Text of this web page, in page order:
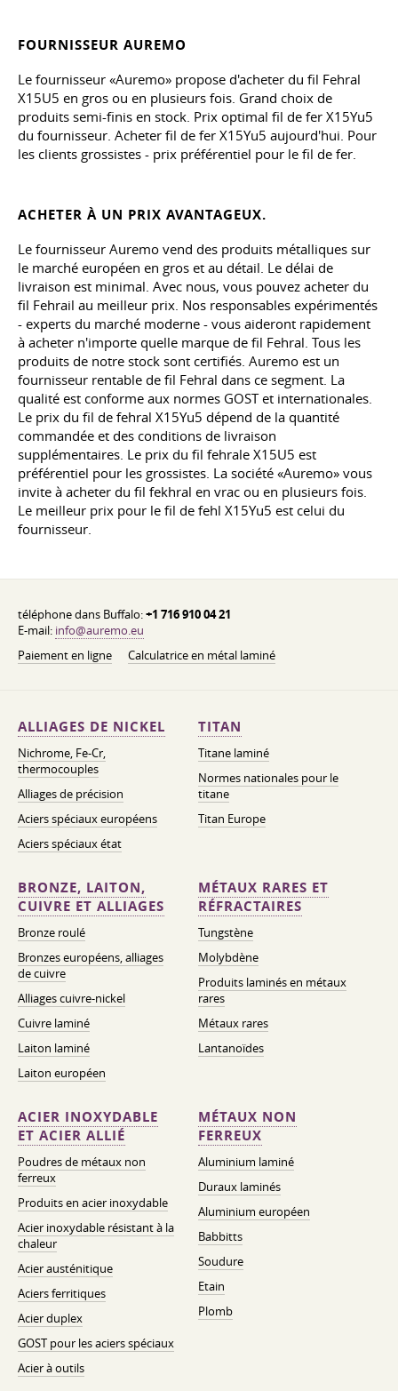
FOURNISSEUR AUREMO
Le fournisseur «Auremo» propose d'acheter du fil Fehral
X15U5 en gros ou en plusieurs fois. Grand choix de
produits semi-finis en stock. Prix optimal fil de fer X15Yu5
du fournisseur. Acheter fil de fer X15Yu5 aujourd'hui. Pour
les clients grossistes - prix préférentiel pour le fil de fer.
ACHETER À UN PRIX AVANTAGEUX.
Le fournisseur Auremo vend des produits métalliques sur
le marché européen en gros et au détail. Le délai de
livraison est minimal. Avec nous, vous pouvez acheter du
fil Fehrail au meilleur prix. Nos responsables expérimentés
- experts du marché moderne - vous aideront rapidement
à acheter n'importe quelle marque de fil Fehral. Tous les
produits de notre stock sont certifiés. Auremo est un
fournisseur rentable de fil Fehral dans ce segment. La
qualité est conforme aux normes GOST et internationales.
Le prix du fil de fehral X15Yu5 dépend de la quantité
commandée et des conditions de livraison
supplémentaires. Le prix du fil fehrale X15U5 est
préférentiel pour les grossistes. La société «Auremo» vous
invite à acheter du fil fekhral en vrac ou en plusieurs fois.
Le meilleur prix pour le fil de fehl X15Yu5 est celui du
fournisseur.
téléphone dans Buffalo:+1 716 910 04 21
E-mail: info@auremo.eu
Paiement en ligne
Calculatrice en métal laminé
ALLIAGES DE NICKEL
Nichrome, Fe-Cr,
thermocouples
Alliages de précision
Aciers spéciaux européens
Aciers spéciaux état
TITAN
Titane laminé
Normes nationales pour le
titane
Titan Europe
BRONZE, LAITON,
CUIVRE ET ALLIAGES
Bronze roulé
Bronzes européens, alliages
de cuivre
Alliages cuivre-nickel
Cuivre laminé
Laiton laminé
Laiton européen
MÉTAUX RARES ET
RÉFRACTAIRES
Tungstène
Molybdène
Produits laminés en métaux
rares
Métaux rares
Lantanoïdes
ACIER INOXYDABLE
ET ACIER ALLIÉ
Poudres de métaux non
ferreux
Produits en acier inoxydable
Acier inoxydable résistant à la
chaleur
Acier austénitique
Aciers ferritiques
Acier duplex
GOST pour les aciers spéciaux
Acier à outils
MÉTAUX NON
FERREUX
Aluminium laminé
Duraux laminés
Aluminium européen
Babbitts
Soudure
Etain
Plomb